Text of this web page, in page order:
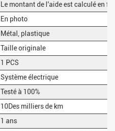
Le montant de l'aide est calculé en
En photo
Métal, plastique
Taille originale
1 PCS
Système électrique
Testé à 100%
10Des milliers de km
1 ans